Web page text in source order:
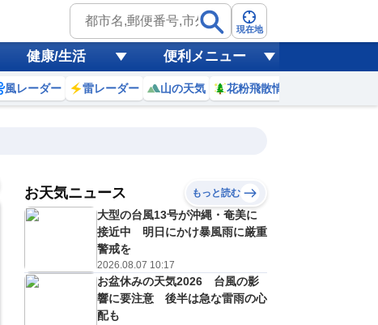
現在地
健康/生活 便利メニュー
風レーダー 雷レーダー 山の天気 花粉飛散情報
6
ミリ
28℃
0ミリ
8
0ミリ
9
0ミリ
10
0
お天気ニュース もっと読む
大型の台風13号が沖縄・奄美に
接近中 明日にかけ暴風雨に厳重
警戒を
2026.08.07 10:17
お盆休みの天気2026 台風の影
響に要注意 後半は急な雷雨の心
配も